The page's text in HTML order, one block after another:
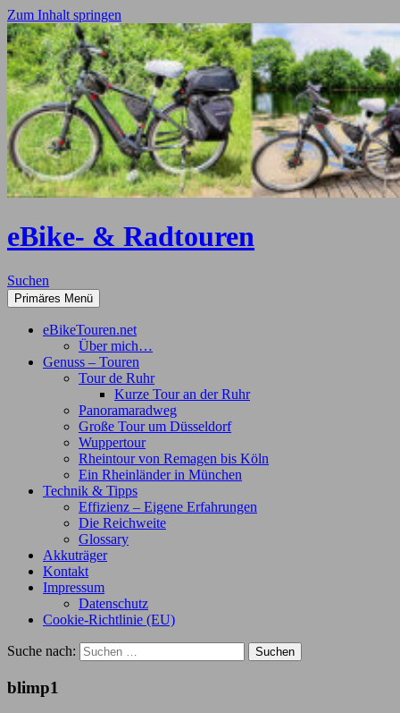
Zum Inhalt springen
eBike- & Radtouren
Suchen
Primäres Menü
eBikeTouren.net
Über mich…
Genuss – Touren
Tour de Ruhr
Kurze Tour an der Ruhr
Panoramaradweg
Große Tour um Düsseldorf
Wuppertour
Rheintour von Remagen bis Köln
Ein Rheinländer in München
Technik & Tipps
Effizienz – Eigene Erfahrungen
Die Reichweite
Glossary
Akkuträger
Kontakt
Impressum
Datenschutz
Cookie-Richtlinie (EU)
Suche nach:
blimp1